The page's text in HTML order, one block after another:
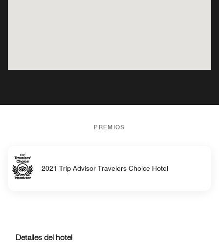
PREMIOS
2021 Trip Advisor Travelers Choice Hotel
Detalles del hotel